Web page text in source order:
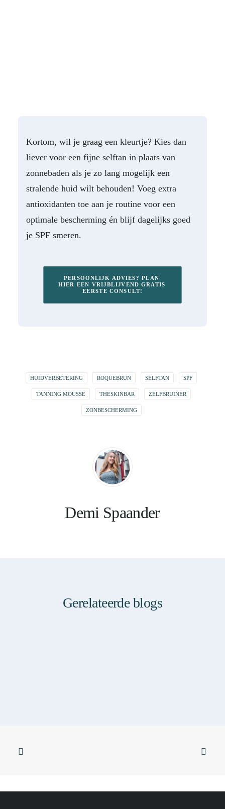
Kortom, wil je graag een kleurtje? Kies dan
liever voor een fijne selftan in plaats van
zonnebaden als je zo lang mogelijk een
stralende huid wilt behouden! Voeg extra
antioxidanten toe aan je routine voor een
optimale bescherming én blijf dagelijks goed
je SPF smeren.
PERSOONLIJK ADVIES? PLAN
HIER EEN VRIJBLIJVEND GRATIS
EERSTE CONSULT!
HUIDVERBETERING ROQUEBRUN SELFTAN SPF
TANNING MOUSSE THESKINBAR ZELFBRUINER
ZONBESCHERMING
Demi Spaander
Gerelateerde blogs